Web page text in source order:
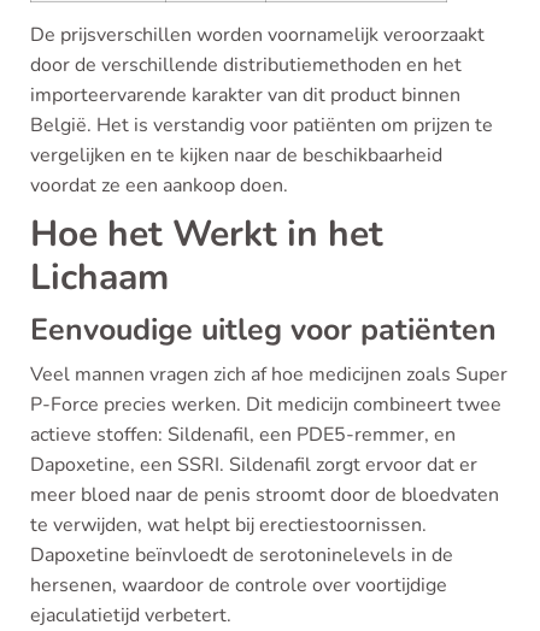
De prijsverschillen worden voornamelijk veroorzaakt
door de verschillende distributiemethoden en het
importeervarende karakter van dit product binnen
België. Het is verstandig voor patiënten om prijzen te
vergelijken en te kijken naar de beschikbaarheid
voordat ze een aankoop doen.
Hoe het Werkt in het
Lichaam
Eenvoudige uitleg voor patiënten
Veel mannen vragen zich af hoe medicijnen zoals Super
P-Force precies werken. Dit medicijn combineert twee
actieve stoffen: Sildenafil, een PDE5-remmer, en
Dapoxetine, een SSRI. Sildenafil zorgt ervoor dat er
meer bloed naar de penis stroomt door de bloedvaten
te verwijden, wat helpt bij erectiestoornissen.
Dapoxetine beïnvloedt de serotoninelevels in de
hersenen, waardoor de controle over voortijdige
ejaculatietijd verbetert.